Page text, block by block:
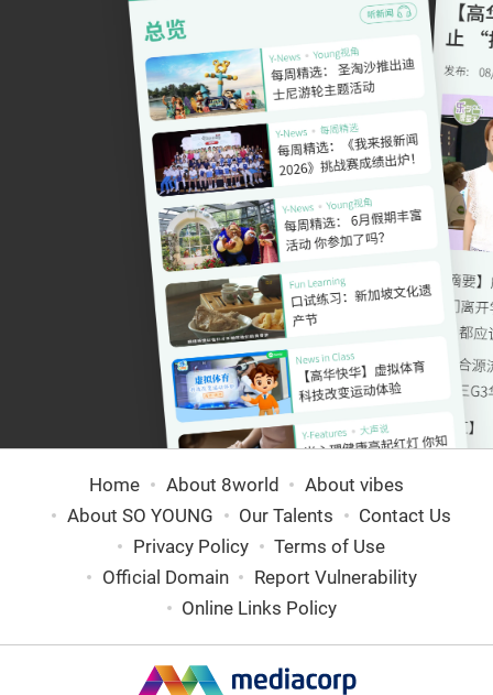
Home About 8world
About vibes
About SO YOUNG
Our Talents
Contact Us
Privacy Policy
Terms of Use
Official Domain
Report Vulnerability
Online Links Policy